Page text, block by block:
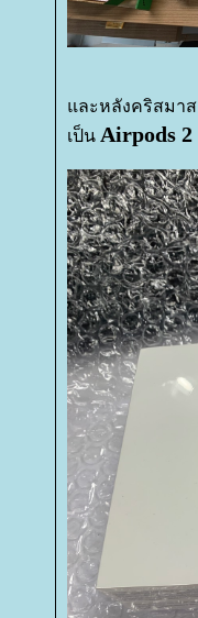
ละหลังคริสมาส
เป็น Airpods 2